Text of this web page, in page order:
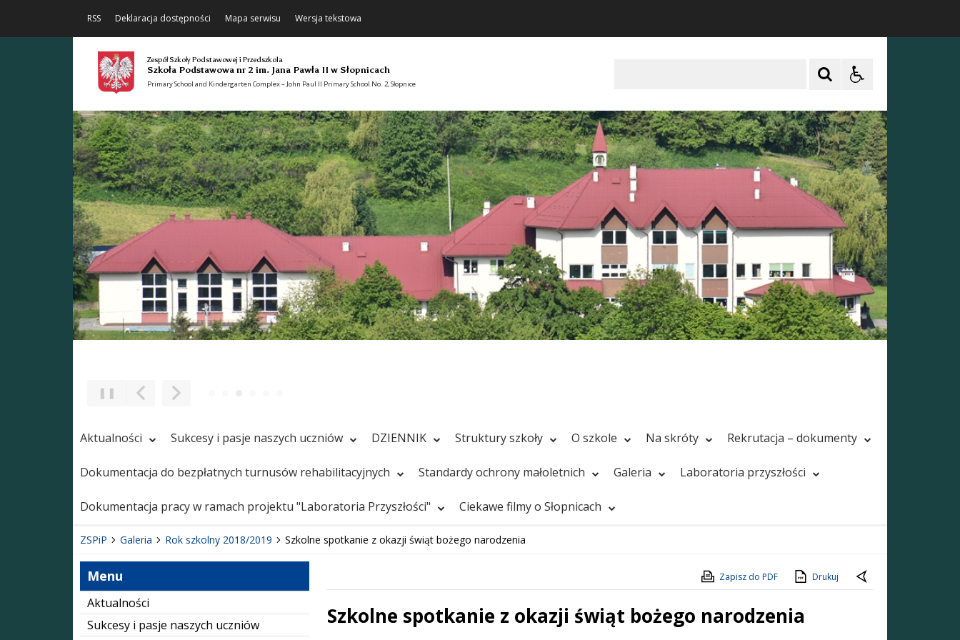
RSS Deklaracja dostępności Mapa serwisu Wersja tekstowa
Zespół Szkoły Podstawowej i Przedszkola
Szkoła Podstawowa nr 2 im. Jana Pawła II w Słopnicach
Primary School and Kindergarten Complex – John Paul II Primary School No. 2, Słopnice
Poprzedni Element
Następny Element
❚❚
Aktualności Sukcesy i pasje naszych uczniów DZIENNIK Struktury szkoły O szkole Na skróty Rekrutacja – dokumenty
Dokumentacja do bezpłatnych turnusów rehabilitacyjnych Standardy ochrony małoletnich Galeria Laboratoria przyszłości
Dokumentacja pracy w ramach projektu "Laboratoria Przyszłości" Ciekawe filmy o Słopnicach
ZSPiP Galeria Rok szkolny 2018/2019 Szkolne spotkanie z okazji świąt bożego narodzenia
Menu
Aktualności
Sukcesy i pasje naszych uczniów
Zapisz do PDF Drukuj
Szkolne spotkanie z okazji świąt bożego narodzenia